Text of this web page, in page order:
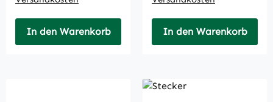
In den Warenkorb In den Warenkorb